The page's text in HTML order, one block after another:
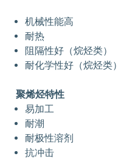
机械性能高
耐热
阻隔性好（烷烃类）
耐化学性好（烷烃类）
聚烯烃特性
易加工
耐潮
耐极性溶剂
抗冲击